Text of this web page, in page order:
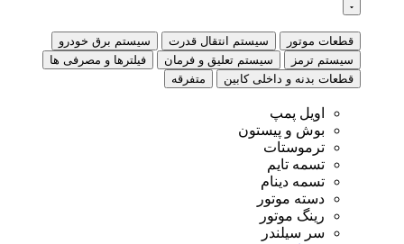
قطعات موتور سیستم انتقال قدرت
سیستم برق خودرو
سیستم ترمز
سیستم تعلیق و فرمان
فیلترها و مصرفی ها
قطعات بدنه و داخلی کابین
متفرقه
اویل پمپ
بوش و پیستون
ترموستات
تسمه تایم
تسمه دینام
دسته موتور
رینگ موتور
سر سیلندر